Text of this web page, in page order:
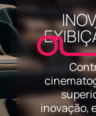
inovação,